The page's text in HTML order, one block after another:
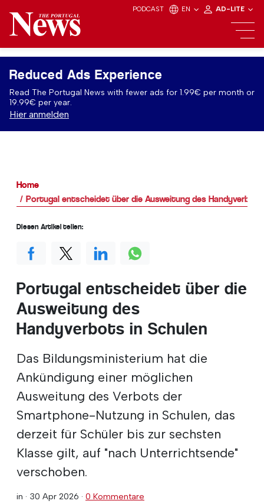
PODCAST EN AD-LITE
Reduced Ads Experience
Read The Portugal News with fewer ads for 1.99€ per month or
19.99€ per year.
Hier anmelden
Home
Portugal entscheidet über die Ausweitung des
Portugal entscheidet über die
Ausweitung des
Handyverbots in Schulen
Das Bildungsministerium hat die
Ankündigung einer möglichen
Ausweitung des Verbots der
Smartphone-Nutzung in Schulen, das
derzeit für Schüler bis zur sechsten
Klasse gilt, auf "nach Unterrichtsende"
verschoben.
in · 30 Apr 2026 · 0 Kommentare
Diesen Artikel teilen: